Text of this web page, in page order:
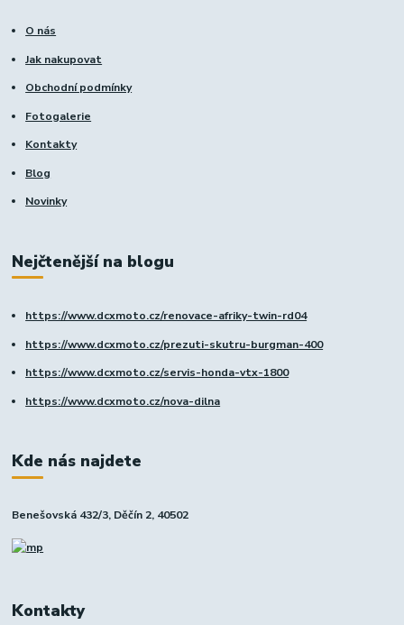
O nás
Jak nakupovat
Obchodní podmínky
Fotogalerie
Kontakty
Blog
Novinky
Nejčtenější na blogu
https://www.dcxmoto.cz/renovace-afriky-twin-rd04
https://www.dcxmoto.cz/prezuti-skutru-burgman-400
https://www.dcxmoto.cz/servis-honda-vtx-1800
https://www.dcxmoto.cz/nova-dilna
Kde nás najdete
Benešovská 432/3, Děčín 2, 40502
Kontakty